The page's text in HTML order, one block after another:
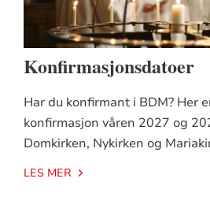
Konfirmasjonsdatoer
Har du konfirmant i BDM? Her
konfirmasjon våren 2027 og
Domkirken, Nykirken og
LES MER